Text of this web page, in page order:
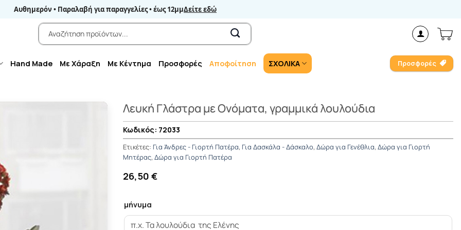
Αυθημερόν • Παραλαβή για παραγγελίες • έως 12μμΔείτε εδώ
Αναζήτηση
για:
Hand Made Με Χάραξη Με Κέντημα Προσφορές Αποφοίτηση ΣΧΟΛΙΚΑ Προσφορές
Λευκή Γλάστρα με Ονόματα, γραμμικά λουλούδια
72033
Ετικέτες: Για Άνδρες - Γιορτή Πατέρα, Για Δασκάλα - Δάσκαλο, Δώρα για Γενέθλια, Δώρα για Γιορτή
Μητέρας, Δώρα για Γιορτή Πατέρα
26,50 €
μήνυμα